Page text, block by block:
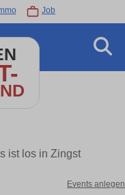
Job
ist los in Zingst
Events anlegen